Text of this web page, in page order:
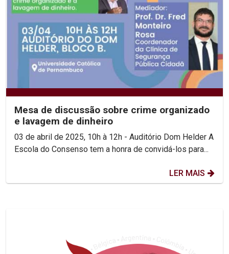
Mesa de discussão sobre crime organizado
e lavagem de dinheiro
03 de abril de 2025, 10h à 12h - Auditório Dom Helder A
Escola do Consenso tem a honra de convidá-los para...
LER MAIS